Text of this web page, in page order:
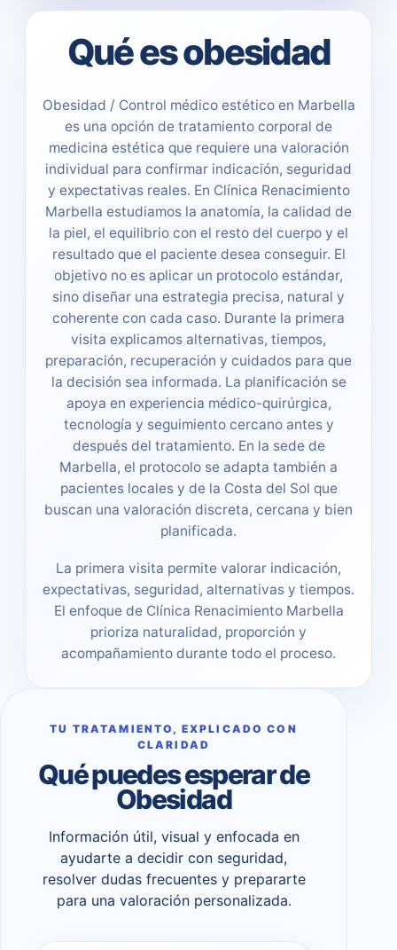
Qué es obesidad
Obesidad / Control médico estético en Marbella
es una opción de tratamiento corporal de
medicina estética que requiere una valoración
individual para confirmar indicación, seguridad
y expectativas reales. En Clínica Renacimiento
Marbella estudiamos la anatomía, la calidad de
la piel, el equilibrio con el resto del cuerpo y el
resultado que el paciente desea conseguir. El
objetivo no es aplicar un protocolo estándar,
sino diseñar una estrategia precisa, natural y
coherente con cada caso. Durante la primera
visita explicamos alternativas, tiempos,
preparación, recuperación y cuidados para que
la decisión sea informada. La planificación se
apoya en experiencia médico-quirúrgica,
tecnología y seguimiento cercano antes y
después del tratamiento. En la sede de
Marbella, el protocolo se adapta también a
pacientes locales y de la Costa del Sol que
buscan una valoración discreta, cercana y bien
planificada.
La primera visita permite valorar indicación,
expectativas, seguridad, alternativas y tiempos.
El enfoque de Clínica Renacimiento Marbella
prioriza naturalidad, proporción y
acompañamiento durante todo el proceso.
TU TRATAMIENTO, EXPLICADO CON
CLARIDAD
Qué puedes esperar de
Obesidad
Información útil, visual y enfocada en
ayudarte a decidir con seguridad,
resolver dudas frecuentes y prepararte
para una valoración personalizada.